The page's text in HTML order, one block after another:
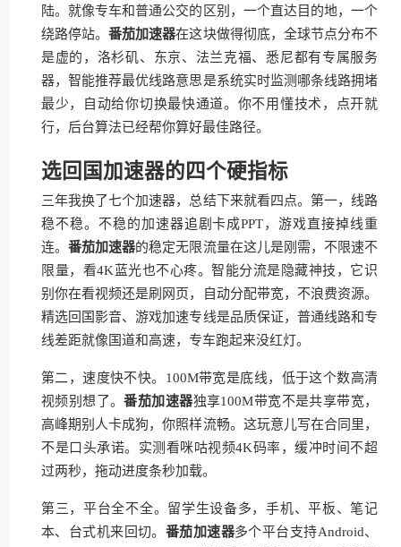
陆。就像专车和普通公交的区别，一个直达目的地，一个
绕路停站。番茄加速器在这块做得彻底，全球节点分布不
是虚的，洛杉矶、东京、法兰克福、悉尼都有专属服务
器，智能推荐最优线路意思是系统实时监测哪条线路拥堵
最少，自动给你切换最快通道。你不用懂技术，点开就
行，后台算法已经帮你算好最佳路径。
选回国加速器的四个硬指标
三年我换了七个加速器，总结下来就看四点。第一，线路
稳不稳。不稳的加速器追剧卡成PPT，游戏直接掉线重
连。番茄加速器的稳定无限流量在这儿是刚需，不限速不
限量，看4K蓝光也不心疼。智能分流是隐藏神技，它识
别你在看视频还是刷网页，自动分配带宽，不浪费资源。
精选回国影音、游戏加速专线是品质保证，普通线路和专
线差距就像国道和高速，专车跑起来没红灯。
第二，速度快不快。100M带宽是底线，低于这个数高清
视频别想了。番茄加速器独享100M带宽不是共享带宽，
高峰期别人卡成狗，你照样流畅。这玩意儿写在合同里，
不是口头承诺。实测看咪咕视频4K码率，缓冲时间不超
过两秒，拖动进度条秒加载。
第三，平台全不全。留学生设备多，手机、平板、笔记
本、台式机来回切。 番茄加速器多个平台支持Android、